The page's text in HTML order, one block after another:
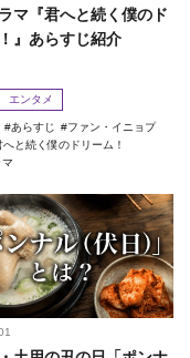
マ『君へと続く僕のド
』あらすじ紹介
エンタメ
あらすじ
ファン・イニョプ
へと続く僕のドリーム！